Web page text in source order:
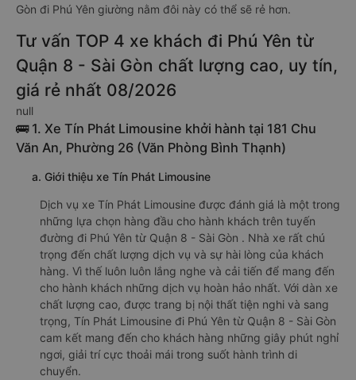
Gòn đi Phú Yên giường nằm đôi này có thể sẽ rẻ hơn.
Tư vấn TOP 4 xe khách đi Phú Yên từ
Quận 8 - Sài Gòn chất lượng cao, uy tín,
giá rẻ nhất 08/2026
null
🚌 1. Xe Tín Phát Limousine khởi hành tại 181 Chu
Văn An, Phường 26 (Văn Phòng Bình Thạnh)
a. Giới thiệu xe Tín Phát Limousine
Dịch vụ xe Tín Phát Limousine được đánh giá là một trong
những lựa chọn hàng đầu cho hành khách trên tuyến
đường đi Phú Yên từ Quận 8 - Sài Gòn . Nhà xe rất chú
trọng đến chất lượng dịch vụ và sự hài lòng của khách
hàng. Vì thế luôn luôn lắng nghe và cải tiến để mang đến
cho hành khách những dịch vụ hoàn hảo nhất. Với dàn xe
chất lượng cao, được trang bị nội thất tiện nghi và sang
trọng, Tín Phát Limousine đi Phú Yên từ Quận 8 - Sài Gòn
cam kết mang đến cho khách hàng những giây phút nghỉ
ngơi, giải trí cực thoải mái trong suốt hành trình di
chuyển.